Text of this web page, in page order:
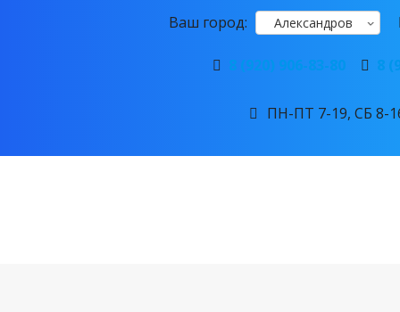
Ваш город: Александров
8 (920) 906-83-80 8
ПН-ПТ 7-19, СБ 8-